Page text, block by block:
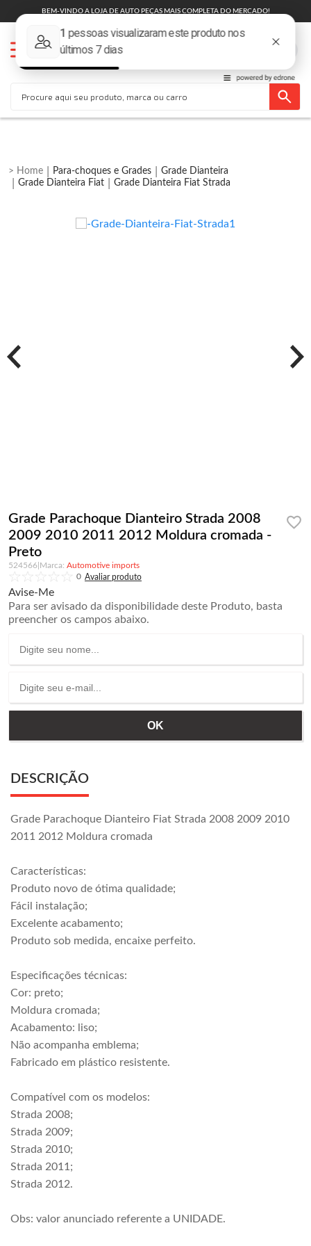
BEM-VINDO A LOJA DE AUTO PEÇAS MAIS COMPLETA DO MERCADO!
Para-choques e Grades
Grade Dianteira
Grade Dianteira Fiat
Grade Dianteira Fiat Strada
Grade Parachoque Dianteiro Strada 2008
2009 2010 2011 2012 Moldura cromada -
Preto
524566
Automotive imports
0
Avise-Me
Para ser avisado da disponibilidade deste Produto, basta
preencher os campos abaixo.
DESCRIÇÃO
Grade Parachoque Dianteiro Fiat Strada 2008 2009 2010
2011 2012 Moldura cromada
Características:
Produto novo de ótima qualidade;
Fácil instalação;
Excelente acabamento;
Produto sob medida, encaixe perfeito.
Especificações técnicas:
Cor: preto;
Moldura cromada;
Acabamento: liso;
Não acompanha emblema;
Fabricado em plástico resistente.
Compatível com os modelos:
Strada 2008;
Strada 2009;
Strada 2010;
Strada 2011;
Strada 2012.
Obs: valor anunciado referente a UNIDADE.